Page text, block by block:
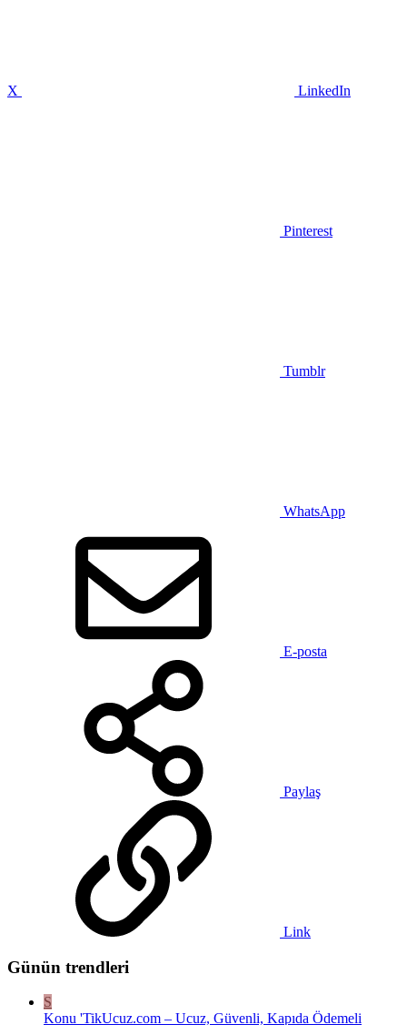
X LinkedIn
Pinterest
Tumblr
WhatsApp
E-posta
Paylaş
Link
Günün trendleri
S
Konu 'TikUcuz.com – Ucuz, Güvenli, Kapıda Ödemeli